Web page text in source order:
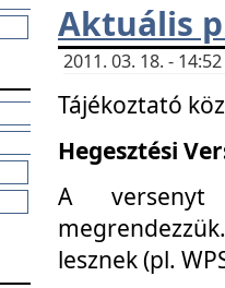
Aktuális
2011. 03. 18. -
Tájékoztató
Hegesztési
A versenyt
lesznek (pl.